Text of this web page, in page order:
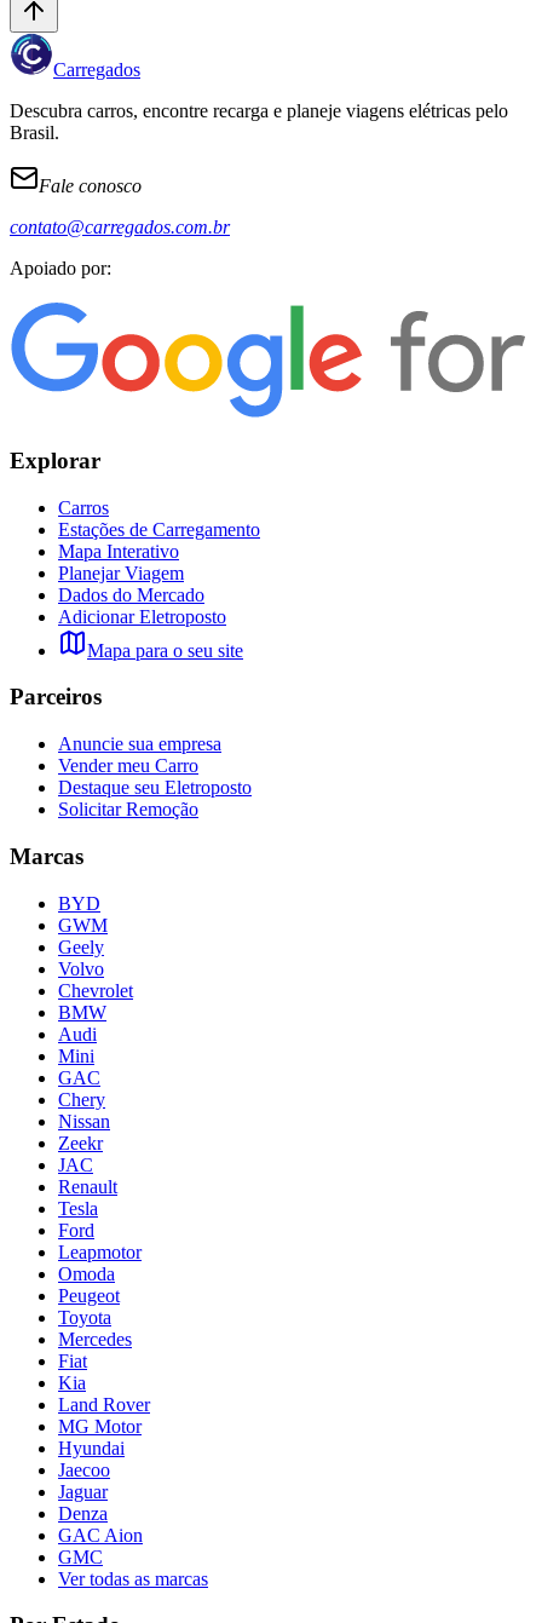
Carregados
Descubra carros, encontre recarga e planeje viagens elétricas pelo
Brasil.
Fale conosco
contato@carregados.com.br
Apoiado por:
Explorar
Carros
Estações de Carregamento
Mapa Interativo
Planejar Viagem
Dados do Mercado
Adicionar Eletroposto
Mapa para o seu site
Parceiros
Anuncie sua empresa
Vender meu Carro
Destaque seu Eletroposto
Solicitar Remoção
Marcas
BYD
GWM
Geely
Volvo
Chevrolet
BMW
Audi
Mini
GAC
Chery
Nissan
Zeekr
JAC
Renault
Tesla
Ford
Leapmotor
Omoda
Peugeot
Toyota
Mercedes
Fiat
Kia
Land Rover
MG Motor
Hyundai
Jaecoo
Jaguar
Denza
GAC Aion
GMC
Ver todas as marcas